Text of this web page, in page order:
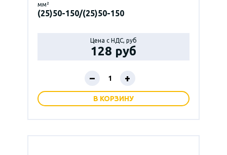
мм²
(25)50-150/(25)50-150
Цена с НДС, руб
128 руб
– +
В КОРЗИНУ